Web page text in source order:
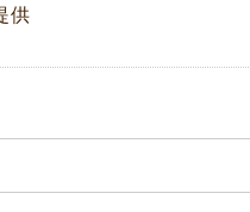
供